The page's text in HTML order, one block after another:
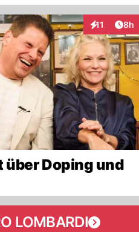
11 8h
Doping und
LOMBARDI